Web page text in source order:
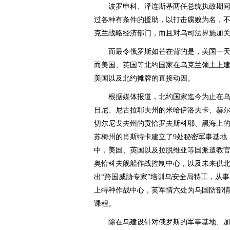
波罗申科、泽连斯基两任总统执政期间
过各种有条件的援助，以打击腐败为名，
克兰战略经济部门，而且对乌司法界施加
而最令俄罗斯如芒在背的是，美国一天
而美国、英国等北约国家在乌克兰领土上
美国以及北约摊牌的直接动因。
根据媒体报道，北约国家迄今为止在乌
日尼、尼古拉耶夫州的米哈伊洛夫卡、赫
切尔尼戈夫州的贡恰罗夫斯科耶、黑海上
苏梅州的肖斯特卡建立了9处秘密军事基
中，美国、英国以及拉脱维亚等国派遣教
奥恰科夫舰船作战控制中心，以及未来供
出“跨国威胁专家”培训乌安全局特工，从
上特种作战中心，英军情六处为乌国防部
课程。
除在乌建设针对俄罗斯的军事基地、加